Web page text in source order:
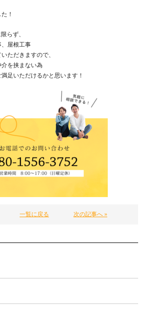
！
らず、
屋根工事
ただきますので、
を挟まない為
足いただけるかと思います！
一覧に戻る 次の記事へ »